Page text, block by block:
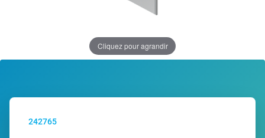
Cliquez pour agrandir
242765